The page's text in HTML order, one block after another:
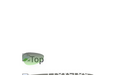
Proverbe